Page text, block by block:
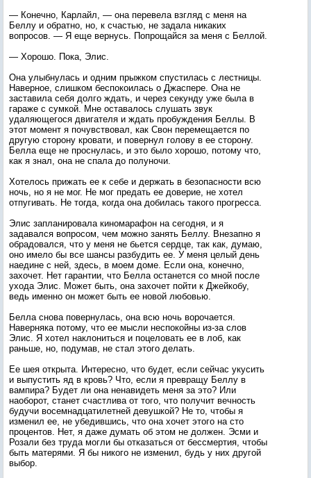
— Конечно, Карлайл, — она перевела взгляд с меня на
Беллу и обратно, но, к счастью, не задала никаких
вопросов. — Я еще вернусь. Попрощайся за меня с Беллой.
— Хорошо. Пока, Элис.
Она улыбнулась и одним прыжком спустилась с лестницы.
Наверное, слишком беспокоилась о Джаспере. Она не
заставила себя долго ждать, и через секунду уже была в
гараже с сумкой. Мне оставалось слушать звук
удаляющегося двигателя и ждать пробуждения Беллы. В
этот момент я почувствовал, как Свон перемещается по
другую сторону кровати, и повернул голову в ее сторону.
Белла еще не проснулась, и это было хорошо, потому что,
как я знал, она не спала до полуночи.
Хотелось прижать ее к себе и держать в безопасности всю
ночь, но я не мог. Не мог предать ее доверие, не хотел
отпугивать. Не тогда, когда она добилась такого прогресса.
Элис запланировала киномарафон на сегодня, и я
задавался вопросом, чем можно занять Беллу. Внезапно я
обрадовался, что у меня не бьется сердце, так как, думаю,
оно имело бы все шансы разбудить ее. У меня целый день
наедине с ней, здесь, в моем доме. Если она, конечно,
захочет. Нет гарантии, что Белла останется со мной после
ухода Элис. Может быть, она захочет пойти к Джейкобу,
ведь именно он может быть ее новой любовью.
Белла снова повернулась, она всю ночь ворочается.
Наверняка потому, что ее мысли неспокойны из-за слов
Элис. Я хотел наклониться и поцеловать ее в лоб, как
раньше, но, подумав, не стал этого делать.
Ее шея открыта. Интересно, что будет, если сейчас укусить
и выпустить яд в кровь? Что, если я превращу Беллу в
вампира? Будет ли она ненавидеть меня за это? Или
наоборот, станет счастлива от того, что получит вечность
будучи восемнадцатилетней девушкой? Не то, чтобы я
изменил ее, не убедившись, что она хочет этого на сто
процентов. Нет, я даже думать об этом не должен. Эсми и
Розали без труда могли бы отказаться от бессмертия, чтобы
быть матерями. Я бы никого не изменил, будь у них другой
выбор.